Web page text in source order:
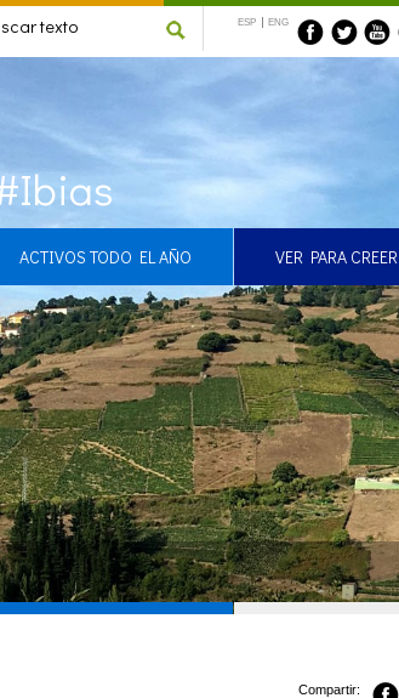
ESP ENG
ACTIVOS TODO EL AÑO VER PARA CREER
Compartir: